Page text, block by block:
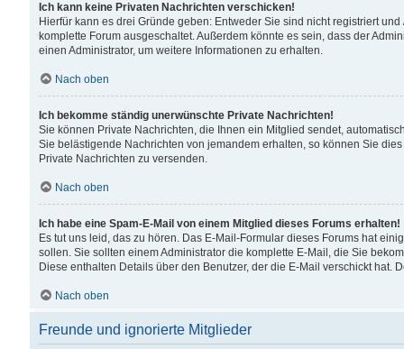
Ich kann keine Privaten Nachrichten verschicken!
Hierfür kann es drei Gründe geben: Entweder Sie sind nicht registriert
komplette Forum ausgeschaltet. Außerdem könnte es sein, dass der
einen Administrator, um weitere Informationen zu erhalten.
Nach oben
Ich bekomme ständig unerwünschte Private Nachrichten!
Sie können Private Nachrichten, die Ihnen ein Mitglied sendet,
Sie belästigende Nachrichten von jemandem erhalten, so können Sie
Private Nachrichten zu versenden.
Nach oben
Ich habe eine Spam-E-Mail von einem Mitglied dieses Forums erhalten!
Es tut uns leid, das zu hören. Das E-Mail-Formular dieses Forums hat
sollen. Sie sollten einem Administrator die komplette E-Mail, die Sie
Diese enthalten Details über den Benutzer, der die E-Mail verschickt hat.
Nach oben
Freunde und ignorierte Mitglieder